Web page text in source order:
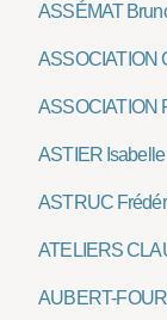
ASSÉMAT
ASSOCIATION
ASSOCIATION
ASTIER Isabelle
ASTRUC
ATELIERS
AUBERT-